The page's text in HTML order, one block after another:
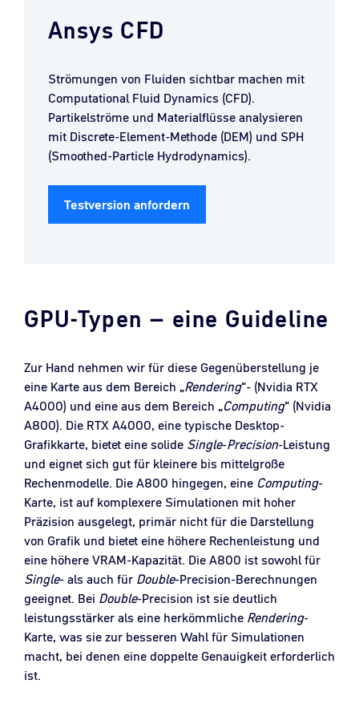
Ansys CFD
Strömungen von Fluiden sichtbar machen mit
Computational Fluid Dynamics (CFD).
Partikelströme und Materialflüsse analysieren
mit Discrete-Element-Methode (DEM) und SPH
(Smoothed-Particle Hydrodynamics).
Testversion anfordern
GPU-Typen – eine Guideline
Zur Hand nehmen wir für diese Gegenüberstellung je
eine Karte aus dem Bereich „Rendering“- (Nvidia RTX
A4000) und eine aus dem Bereich „Computing“ (Nvidia
A800). Die RTX A4000, eine typische Desktop-
Grafikkarte, bietet eine solide Single-Precision-Leistung
und eignet sich gut für kleinere bis mittelgroße
Rechenmodelle. Die A800 hingegen, eine Computing-
Karte, ist auf komplexere Simulationen mit hoher
Präzision ausgelegt, primär nicht für die Darstellung
von Grafik und bietet eine höhere Rechenleistung und
eine höhere VRAM-Kapazität. Die A800 ist sowohl für
Single- als auch für Double-Precision-Berechnungen
geeignet. Bei Double-Precision ist sie deutlich
leistungsstärker als eine herkömmliche Rendering-
Karte, was sie zur besseren Wahl für Simulationen
macht, bei denen eine doppelte Genauigkeit erforderlich
ist.